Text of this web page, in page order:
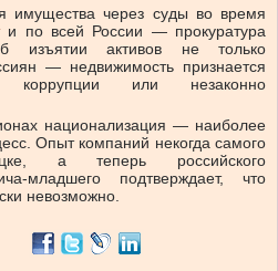
имущества через суды во время
и по всей России — прокуратура
изъятии активов не только
— недвижимость признается
или незаконно
национализация — наиболее
Опыт компаний некогда самого
а теперь российского
младшего подтверждает, что
невозможно.